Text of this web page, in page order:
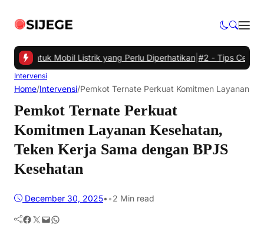
untuk Mobil Listrik yang Perlu Diperhatikan|#2 -Tips Cerdas
Intervensi
Home/Intervensi/Pemkot Ternate Perkuat Komitmen Layanan
Pemkot Ternate Perkuat
Komitmen Layanan Kesehatan,
Teken Kerja Sama dengan BPJS
Kesehatan
December 30, 2025• •2 Min read
Facebook Twitter Mail WhatsApp